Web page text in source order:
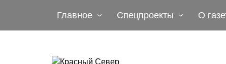
Главное Спецпроекты О